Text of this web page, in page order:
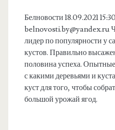
Белновости 18.09.2021 15:30
belnovosti.by@yandex.ru
лидер по популярности у
кустов. Правильно
половина успеха.
с какими деревьями и
куст для того, чтобы
большой урожай ягод.